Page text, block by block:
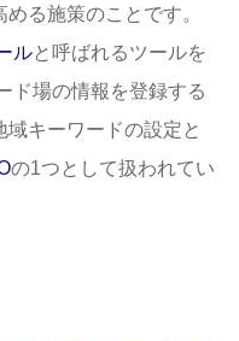
る施策のことです。
ルと呼ばれるツールを
ド場の情報を登録する
キーワードの設定と
の1つとして扱われてい